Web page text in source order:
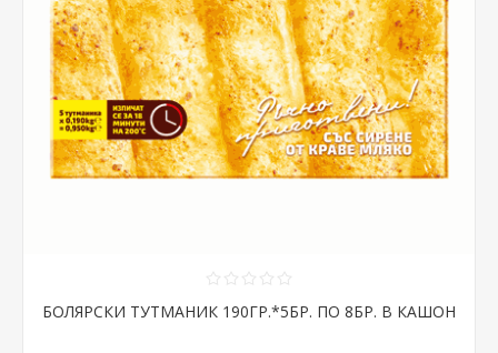
БОЛЯРСКИ ТУТМАНИК 190ГР.*5БР. ПО 8БР. В КАШОН